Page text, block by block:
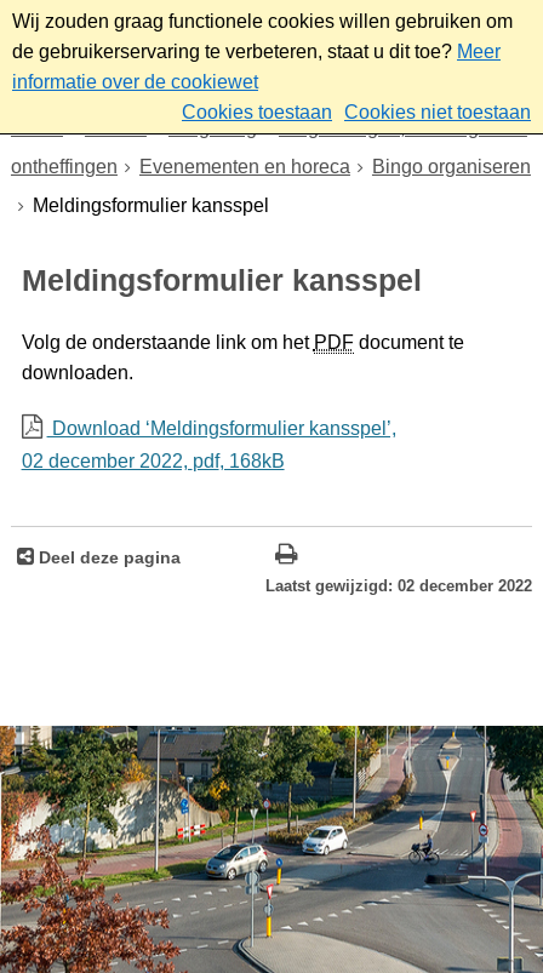
Wij zouden graag functionele cookies willen gebruiken om
de gebruikerservaring te verbeteren, staat u dit toe? Meer
informatie over de cookiewet
Cookies toestaan
Cookies niet toestaan
Omgeving
Vergunningen, meldingen en
ontheffingen
Evenementen en horeca
Bingo organiseren
Meldingsformulier kansspel
Meldingsformulier kansspel
Volg de onderstaande link om het PDFdocument te
downloaden.
Download ‘Meldingsformulier kansspel’,
02 december 2022, pdf, 168kB
Deel deze pagina
Laatst gewijzigd: 02 december 2022